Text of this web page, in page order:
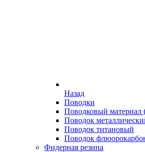
Назад
Поводки
Поводковый материал
Поводок
Поводок титановый
Поводок
Фидерная резина